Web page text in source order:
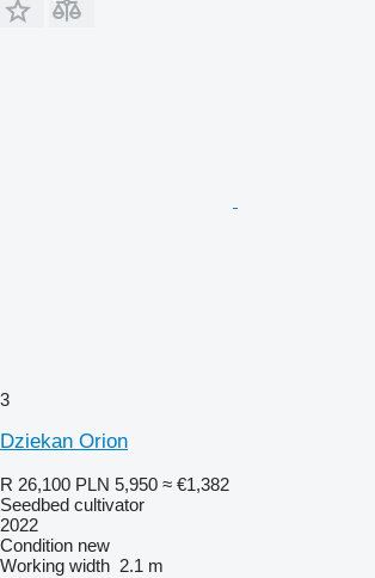
3
Dziekan Orion
R 26,100 PLN 5,950 ≈ €1,382
Seedbed cultivator
2022
Condition new
Working width 2.1 m